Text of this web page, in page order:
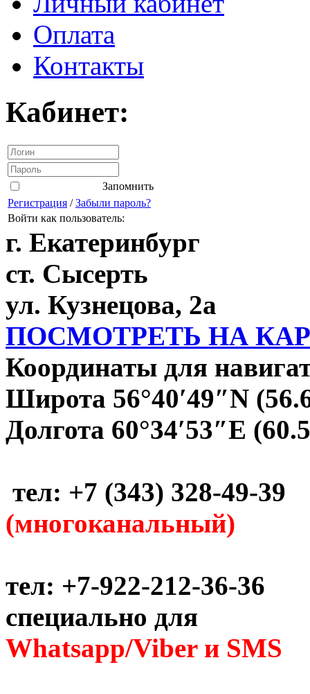
Оплата
Контакты
Кабинет:
Запомнить
Регистрация /Забыли пароль?
Войти как пользователь:
г. Екатеринбург
ст. Сысерть
ул. Кузнецова, 2а
ПОСМОТРЕТЬ НА
Координаты для
Широта 56°40′49″N
Долгота 60°34′53″E
тел: +7 (343) 328-49-39
(многоканальный)
тел: +7-922-212-36-36
специально для
Whatsapp/Viber и SMS